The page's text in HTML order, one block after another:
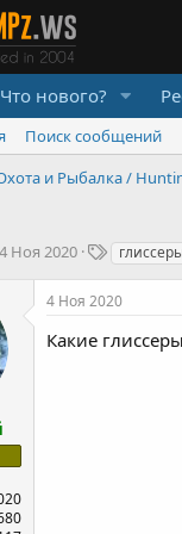
Что нового?
Поиск сообщений
и Рыбалка /
Д
4 Ноя 2020
Т
г
4 Ноя 2020
Какие